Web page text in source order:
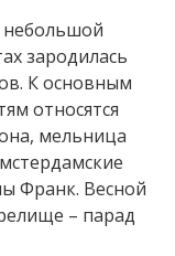
небольшой
зародилась
К основным
относятся
мельница
Франк. Весной
– парад